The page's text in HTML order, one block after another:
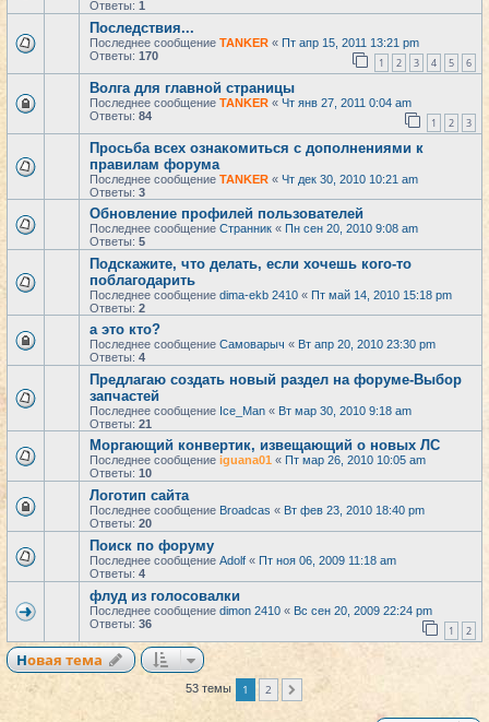
Ответы: 1
Последствия...
Последнее сообщение TANKER « Пт апр 15, 2011 13:21 pm
Ответы: 170 1 2 3 4 5 6
Волга для главной страницы
Последнее сообщение TANKER « Чт янв 27, 2011 0:04 am
Ответы: 84 1 2 3
Просьба всех ознакомиться с дополнениями к
правилам форума
Последнее сообщение TANKER « Чт дек 30, 2010 10:21 am
Ответы: 3
Обновление профилей пользователей
Последнее сообщение Странник « Пн сен 20, 2010 9:08 am
Ответы: 5
Подскажите, что делать, если хочешь кого-то
поблагодарить
Последнее сообщение dima-ekb 2410 « Пт май 14, 2010 15:18 pm
Ответы: 2
а это кто?
Последнее сообщение Самоварыч « Вт апр 20, 2010 23:30 pm
Ответы: 4
Предлагаю создать новый раздел на форуме-Выбор
запчастей
Последнее сообщение Ice_Man « Вт мар 30, 2010 9:18 am
Ответы: 21
Моргающий конвертик, извещающий о новых ЛС
Последнее сообщение iguana01 « Пт мар 26, 2010 10:05 am
Ответы: 10
Логотип сайта
Последнее сообщение Broadcas « Вт фев 23, 2010 18:40 pm
Ответы: 20
Поиск по форуму
Последнее сообщение Adolf « Пт ноя 06, 2009 11:18 am
Ответы: 4
флуд из голосовалки
Последнее сообщение dimon 2410 « Вс сен 20, 2009 22:24 pm
Ответы: 36 1 2
Новая тема
53 темы 1 2 След.